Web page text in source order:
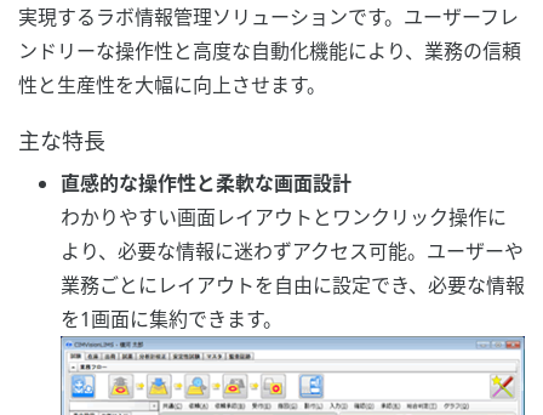
実現するラボ情報管理ソリューションです。ユーザーフレ
ンドリーな操作性と高度な自動化機能により、業務の信頼
性と生産性を大幅に向上させます。
主な特長
直感的な操作性と柔軟な画面設計
わかりやすい画面レイアウトとワンクリック操作に
より、必要な情報に迷わずアクセス可能。ユーザーや
業務ごとにレイアウトを自由に設定でき、必要な情報
を1画面に集約できます。